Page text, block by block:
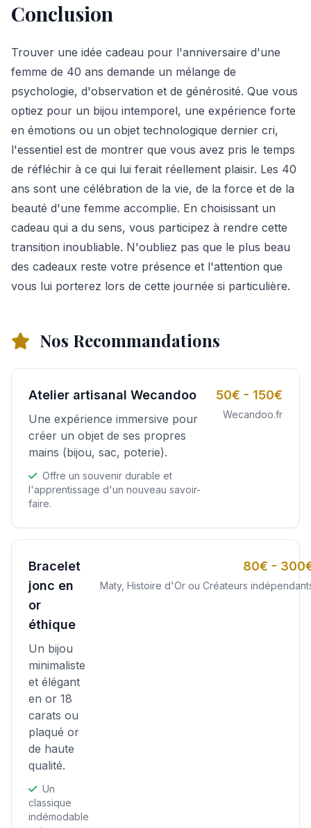
Conclusion
Trouver une idée cadeau pour l'anniversaire d'une
femme de 40 ans demande un mélange de
psychologie, d'observation et de générosité. Que vous
optiez pour un bijou intemporel, une expérience forte
en émotions ou un objet technologique dernier cri,
l'essentiel est de montrer que vous avez pris le temps
de réfléchir à ce qui lui ferait réellement plaisir. Les 40
ans sont une célébration de la vie, de la force et de la
beauté d'une femme accomplie. En choisissant un
cadeau qui a du sens, vous participez à rendre cette
transition inoubliable. N'oubliez pas que le plus beau
des cadeaux reste votre présence et l'attention que
vous lui porterez lors de cette journée si particulière.
Nos Recommandations
Atelier artisanal Wecandoo
Une expérience immersive pour
créer un objet de ses propres
mains (bijou, sac, poterie).
Offre un souvenir durable et
l'apprentissage d'un nouveau savoir-
faire.
50€ - 150€
Wecandoo.fr
Bracelet
jonc en
or
éthique
Un bijou
minimaliste
et élégant
en or 18
carats ou
plaqué or
de haute
qualité.
Un
classique
indémodable
80€ -
Maty, Histoire d'Or ou Créateurs